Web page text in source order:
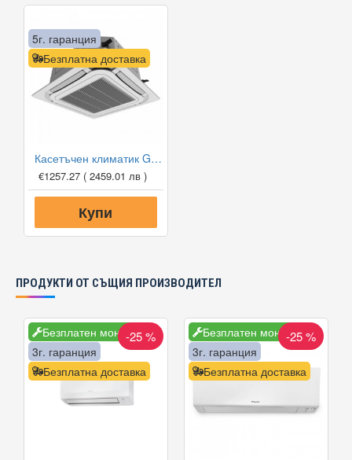
Безплатна доставка
5г. гаранция
Касетъчен климатик Gree GUD50T1/A1-S/GUD50W1/NhA-S, 18 000 BTU, Клас A+
€1257.27 ( 2459.01 лв )
Купи
ПРОДУКТИ ОТ СЪЩИЯ ПРОИЗВОДИТЕЛ
Безплатен монтаж
Безплатна доставка
3г. гаранция
-25 % Безплатен монтаж
Безплатна доставка
3г. гаранция
-25 %